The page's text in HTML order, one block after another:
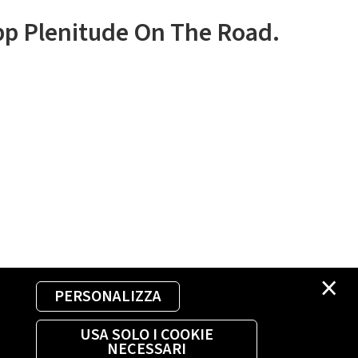
×
PERSONALIZZA
USA SOLO I COOKIE
NECESSARI
Plenitude On The Road.